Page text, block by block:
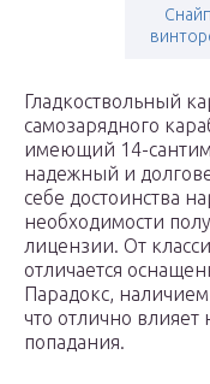
Гладкоствольный
самозарядного
имеющий 14-
надежный и
себе достоинства
необходимости
лицензии. От
отличается
Парадокс,
что отлично влияет
попадания.